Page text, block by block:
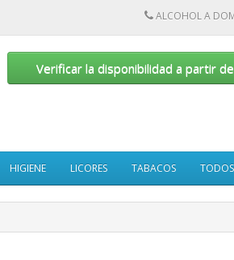
ALCOHOL A
Verificar la disponibilidad a partir
HIGIENE LICORES TABACOS